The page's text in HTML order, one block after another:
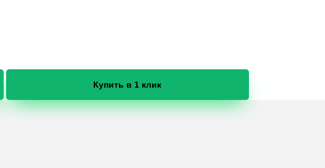
Купить в 1 клик